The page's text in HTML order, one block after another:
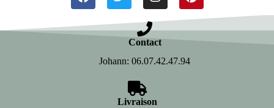
Contact
Johann: 06.07.42.47.94
Livraison